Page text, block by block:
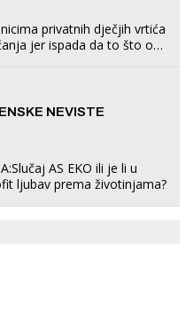
privatnih dječjih vrtića
jer ispada da to što oni
NEVISTE
AS EKO ili je li u
ljubav prema životinjama?